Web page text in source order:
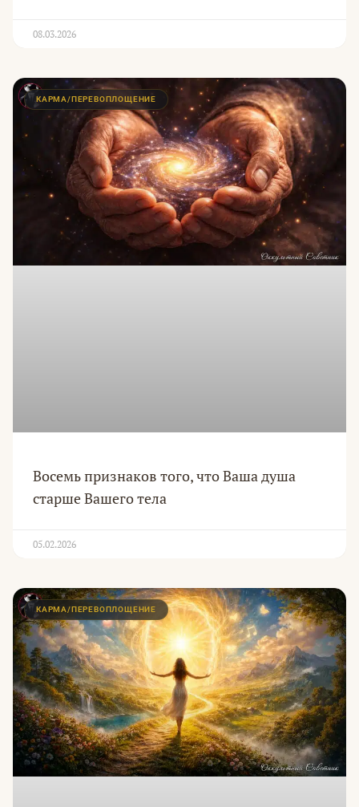
08.03.2026
КАРМА/ПЕРЕВОПЛОЩЕНИЕ
Восемь признаков того, что Ваша душа
старше Вашего тела
05.02.2026
КАРМА/ПЕРЕВОПЛОЩЕНИЕ